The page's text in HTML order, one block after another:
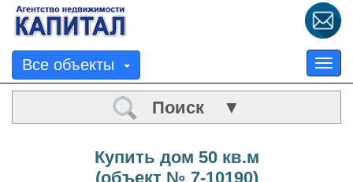
Все объекты
Поиск ▼
Купить дом 50 кв.м
(объект № 7-10190)